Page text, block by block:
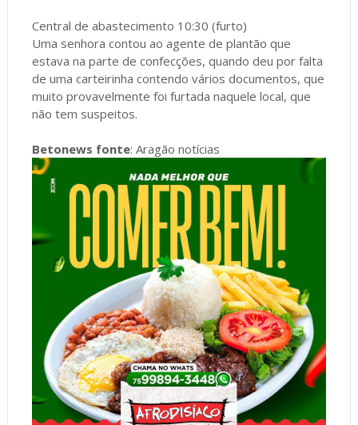
Central de abastecimento 10:30 (furto)
Uma senhora contou ao agente de plantão que
estava na parte de confecções, quando deu por falta
de uma carteirinha contendo vários documentos, que
muito provavelmente foi furtada naquele local, que
não tem suspeitos.
Betonews fonte: Aragão notícias